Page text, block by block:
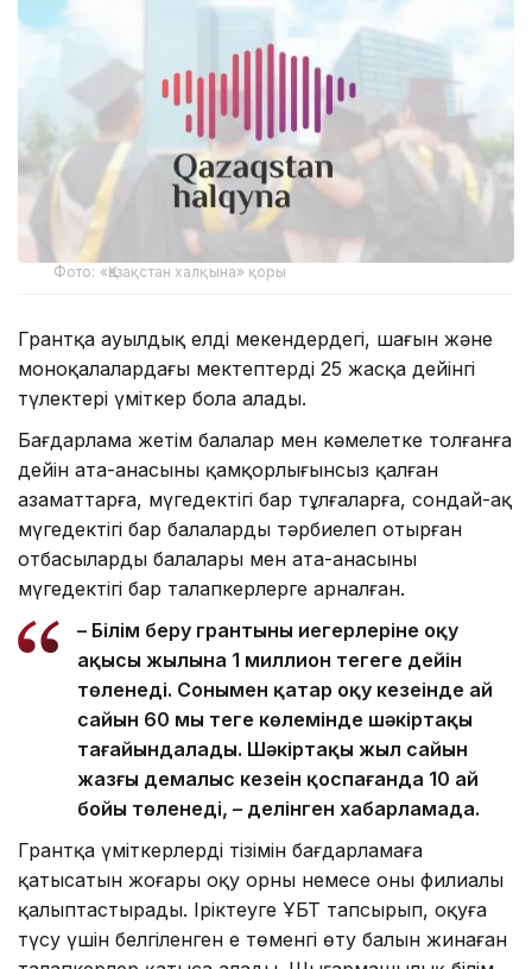
Фото: «Қазақстан халқына» қоры
Грантқа ауылдық елді мекендердегі, шағын және
моноқалалардағы мектептердің 25 жасқа дейінгі
түлектері үміткер бола алады.
Бағдарлама жетім балалар мен кәмелетке толғанға
дейін ата-анасының қамқорлығынсыз қалған
азаматтарға, мүгедектігі бар тұлғаларға, сондай-ақ
мүгедектігі бар балаларды тәрбиелеп отырған
отбасылардың балалары мен ата-анасының
мүгедектігі бар талапкерлерге арналған.
– Білім беру грантының иегерлеріне оқу
ақысы жылына 1 миллион теңгеге дейін
төленеді. Сонымен қатар оқу кезеңінде ай
сайын 60 мың теңге көлемінде шәкіртақы
тағайындалады. Шәкіртақы жыл сайын
жазғы демалыс кезеңін қоспағанда 10 ай
бойы төленеді, – делінген хабарламада.
Грантқа үміткерлердің тізімін бағдарламаға
қатысатын жоғары оқу орны немесе оның филиалы
қалыптастырады. Іріктеуге ҰБТ тапсырып, оқуға
түсу үшін белгіленген ең төменгі өту балын жинаған